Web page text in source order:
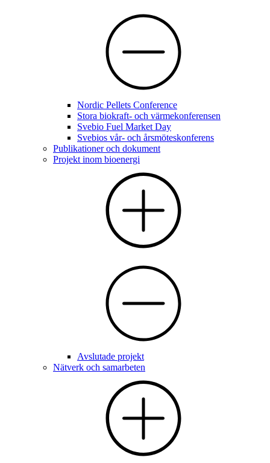
Nordic Pellets Conference
Stora biokraft- och värmekonferensen
Svebio Fuel Market Day
Svebios vår- och årsmöteskonferens
Publikationer och dokument
Projekt inom bioenergi
Avslutade projekt
Nätverk och samarbeten